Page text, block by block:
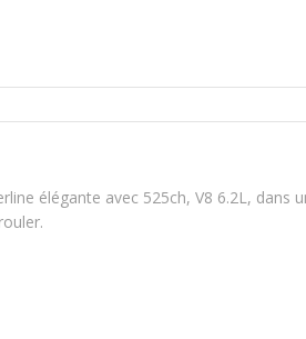
élégante avec 525ch, V8 6.2L, dans